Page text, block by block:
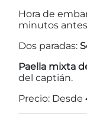
Hora de
minutos
Dos paradas:
Paella mixta
del captián.
Precio: Desde